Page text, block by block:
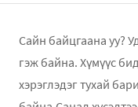
Сайн байцгаана уу?
гэж байна. Хүмүүс
хэрэглэдэг тухай